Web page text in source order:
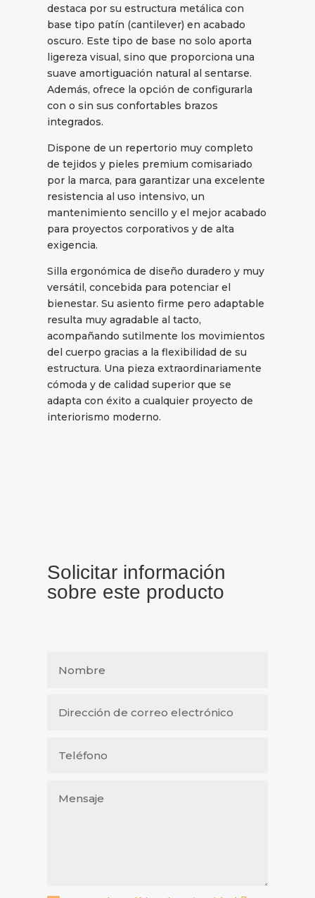
destaca por su estructura metálica con
base tipo patín (cantilever) en acabado
oscuro. Este tipo de base no solo aporta
ligereza visual, sino que proporciona una
suave amortiguación natural al sentarse.
Además, ofrece la opción de configurarla
con o sin sus confortables brazos
integrados.
Dispone de un repertorio muy completo
de tejidos y pieles premium comisariado
por la marca, para garantizar una excelente
resistencia al uso intensivo, un
mantenimiento sencillo y el mejor acabado
para proyectos corporativos y de alta
exigencia.
Silla ergonómica de diseño duradero y muy
versátil, concebida para potenciar el
bienestar. Su asiento firme pero adaptable
resulta muy agradable al tacto,
acompañando sutilmente los movimientos
del cuerpo gracias a la flexibilidad de su
estructura. Una pieza extraordinariamente
cómoda y de calidad superior que se
adapta con éxito a cualquier proyecto de
interiorismo moderno.
Solicitar información
sobre este producto